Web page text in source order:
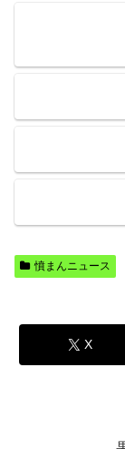
憤まんニュース
X